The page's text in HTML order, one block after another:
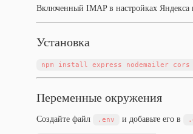
Включенный IMAP в настройках Яндекса
Установка
Переменные окружения
Создайте файл .env и добавьте его в